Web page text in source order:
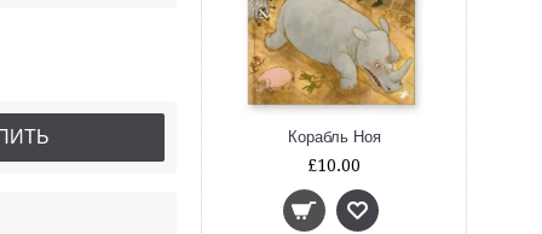
Корабль Ноя
£10.00